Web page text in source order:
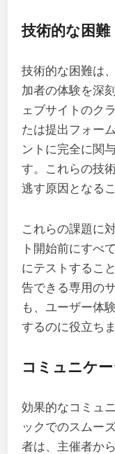
技術的な困難
技術的な困難は
加者の体験を深
ェブサイトのク
たは提出フォー
ントに完全に関
す。これらの技
逃す原因となる
これらの課題に
ト開始前にすべ
にテストするこ
告できる専用の
も、ユーザー体
するのに役立ちま
コミュニケ
効果的なコミュ
ックでのスムー
者は、主催者か